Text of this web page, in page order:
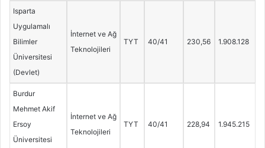
Isparta
Uygulamalı
Bilimler
Üniversitesi
(Devlet)
İnternet ve Ağ
Teknolojileri
TYT 40/41 230,56 1.908.128
Burdur
Mehmet Akif
Ersoy
Üniversitesi
İnternet ve Ağ
Teknolojileri
TYT 40/41 228,94 1.945.215